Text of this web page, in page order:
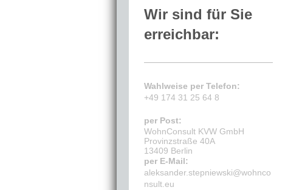
Wir sind für Sie
erreichbar:
Wahlweise per Telefon:
+49 174 31 25 64 8
per Post:
WohnConsult KVW GmbH
Provinzstraße 40A
13409 Berlin
per E-Mail:
aleksander.stepniewski@wohnco
nsult.eu